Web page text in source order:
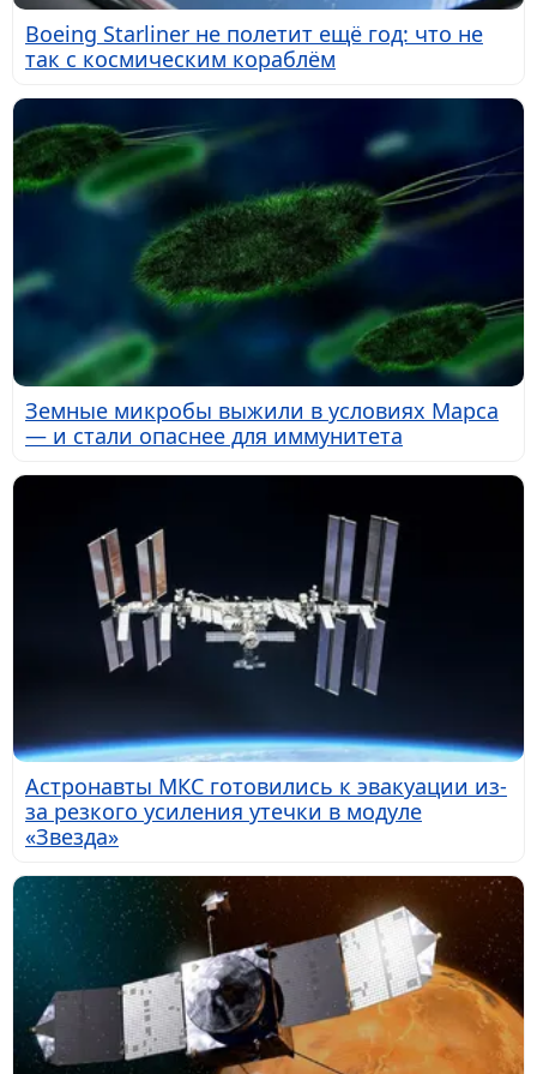
Boeing Starliner не полетит ещё год: что не
так с космическим кораблём
Земные микробы выжили в условиях Марса
— и стали опаснее для иммунитета
Астронавты МКС готовились к эвакуации из-
за резкого усиления утечки в модуле
«Звезда»